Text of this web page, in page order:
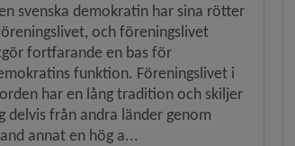
svenska demokratin har sina rötter
och föreningslivet
fortfarande en bas för
funktion. Föreningslivet i
har en lång tradition och skiljer
delvis från andra länder genom
annat en hög a...